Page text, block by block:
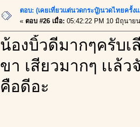
ตอบ: (เคยเที่ยวเเต่นวดกระปู๋)นวดไทยครั้ง
« ตอบ #26 เมื่อ: 05:42:22 PM 10 มิถุนาย
น้องบิ้วดีมากๆครับเ
ขา เสียวมากๆ เเล้
คือดีอะ